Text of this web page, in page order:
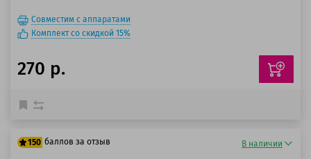
Совместим с аппаратами
Комплект со скидкой 15%
270 р.
150 баллов за отзыв В наличии